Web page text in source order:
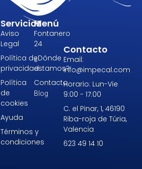
Menú
Fontanero
24
¿Dónde
estamos?
Contacto
Blog
Servicios
Aviso
Legal
Política de
privacidad
Política
de
cookies
Ayuda
Términos y
condiciones
Contacto
Email:
info@impecal.com
Horario: Lun-Vie
9:00 - 17:00
C. el Pinar, 1, 46190
Riba-roja de Túria,
Valencia
623 49 14 10